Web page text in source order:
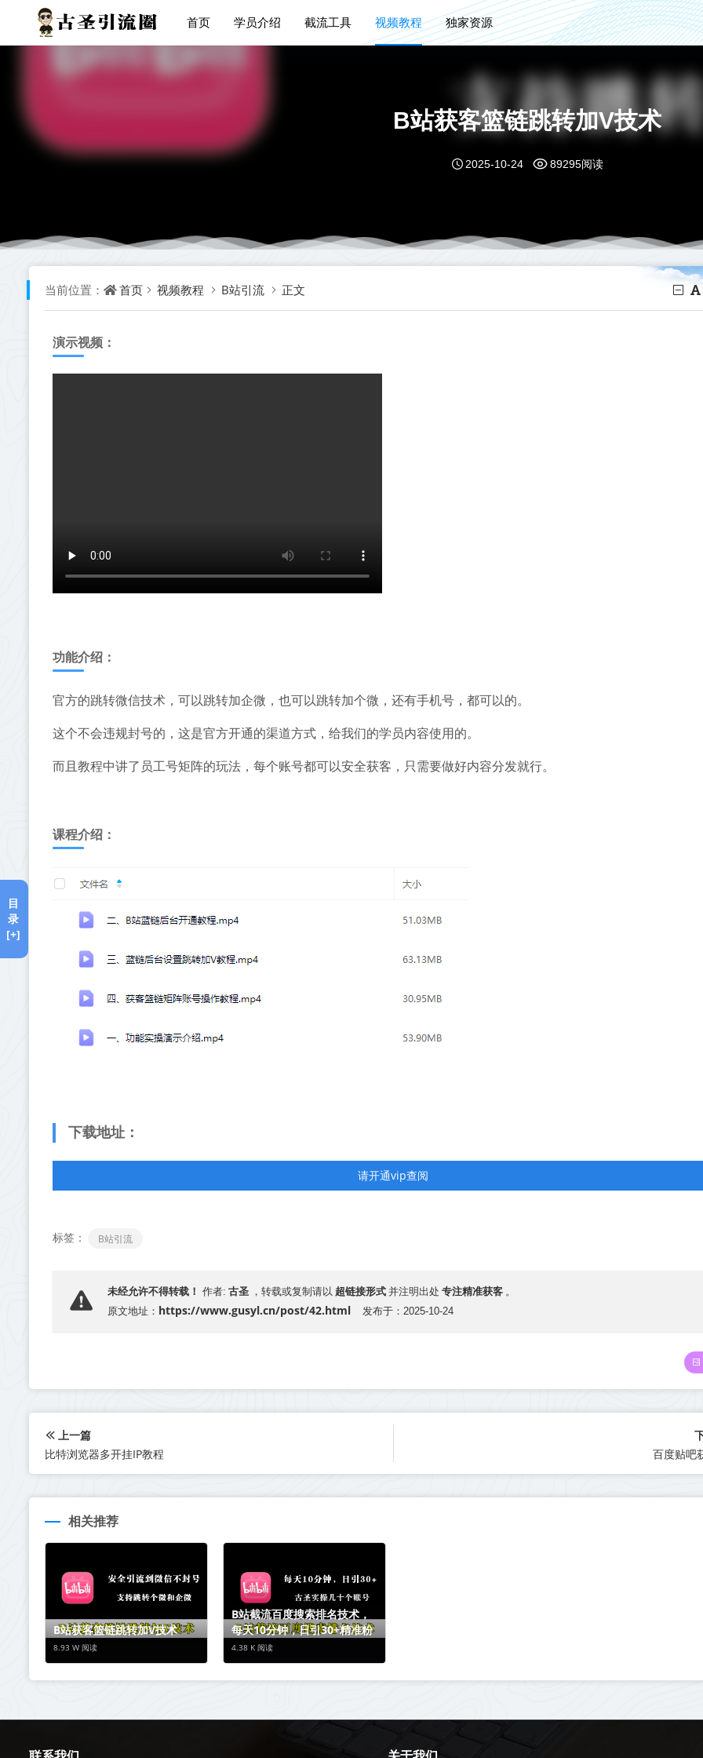
首页 学员介绍 截流工具 视频教程 独家资源
B站获客篮链跳转加V技术
2025-10-24 89295阅读
当前位置： 首页 视频教程 B站引流 正文
演示视频：
功能介绍：
官方的跳转微信技术，可以跳转加企微，也可以跳转加个微，还有手机号，都可以的。
这个不会违规封号的，这是官方开通的渠道方式，给我们的学员内容使用的。
而且教程中讲了员工号矩阵的玩法，每个账号都可以安全获客，只需要做好内容分发就行。
课程介绍：
下载地址：
请开通vip查阅
标签： B站引流
未经允许不得转载！ 作者: 古圣 ，转载或复制请以 超链接形式 并注明出处 专注精准获客 。
原文地址： https://www.gusyl.cn/post/42.html 发布于：2025-10-24
上一篇
比特浏览器多开挂IP教程
百度贴吧
相关推荐
B站获客篮链跳转加V技术
8.93 W 阅读
B站截流百度搜索排名技术，
每天10分钟，日引30+精准粉
4.38 K 阅读
目
录
[+]